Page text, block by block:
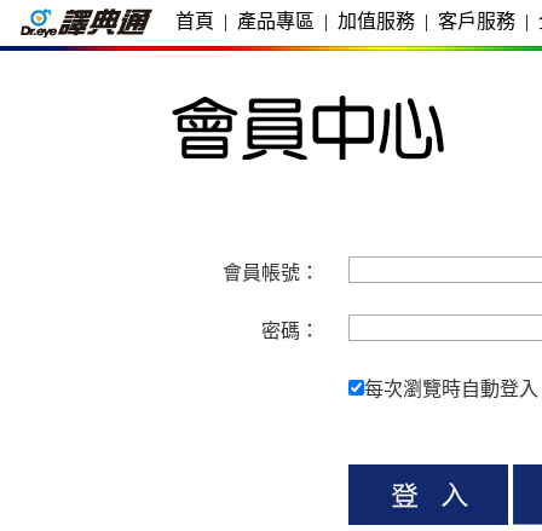
首頁 | 產品專區 | 加值服務 | 客戶服務 |
會員帳號：
密碼：
每次瀏覽時自動登入